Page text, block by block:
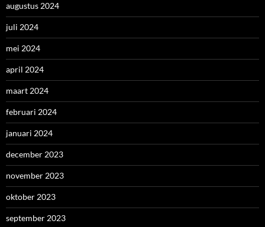
augustus 2024
juli 2024
mei 2024
april 2024
maart 2024
februari 2024
januari 2024
december 2023
november 2023
oktober 2023
september 2023